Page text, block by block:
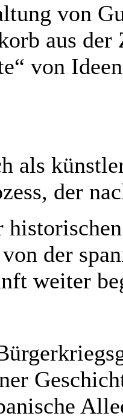
von
aus
von
als
der
der
weiter